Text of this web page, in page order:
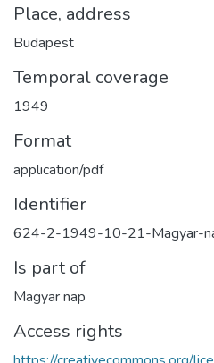
Place, address
Budapest
Temporal coverage
1949
Format
application/pdf
Identifier
624-2-1949-10-21-Magyar-
Is part of
Magyar nap
Access rights